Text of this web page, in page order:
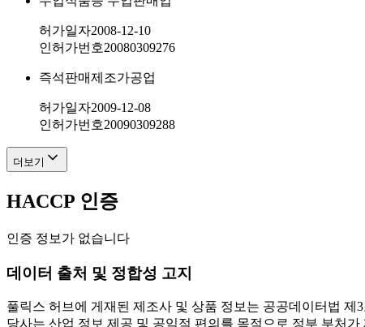
허가일자2008-12-10
인허가번호20080309276
즉석판매제조가공업
허가일자2009-12-08
인허가번호20090309288
더보기
HACCP 인증
인증 정보가 없습니다
데이터 출처 및 정합성 고지
풀릭스 허브에 게재된 제조사 및 상품 정보는 공공데이터법
당사는 산업 정보 제공 및 공익적 편의를 목적으로 정부 부처